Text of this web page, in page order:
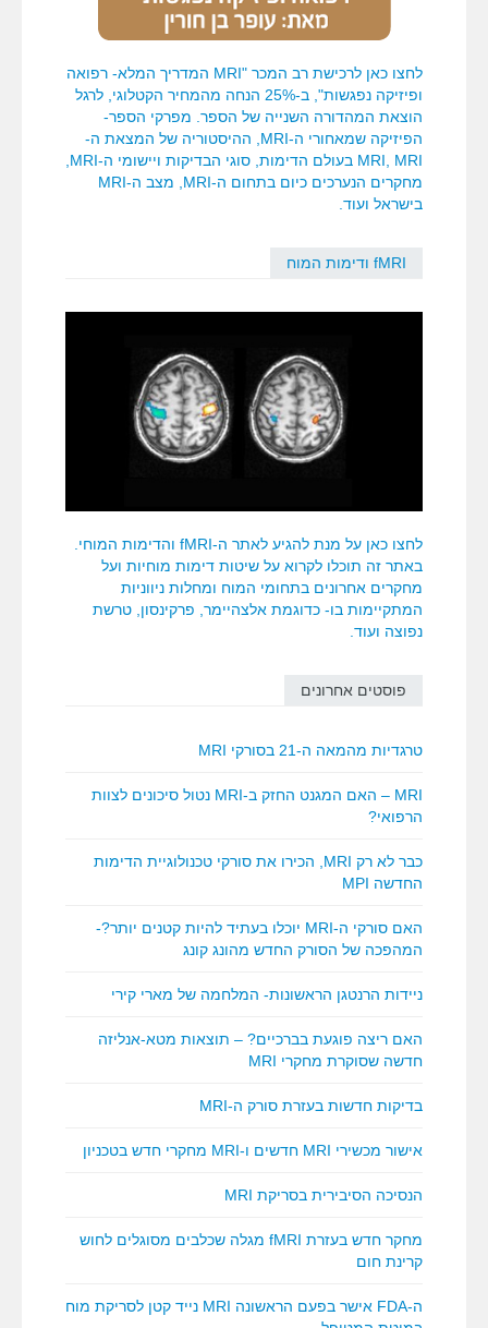
לחצו כאן לרכישת רב המכר "MRI המדריך המלא- רפואה
ופיזיקה נפגשות", ב-25% הנחה מהמחיר הקטלוגי, לרגל
הוצאת המהדורה השנייה של הספר. מפרקי הספר-
הפיזיקה שמאחורי ה-MRI, ההיסטוריה של המצאת ה-
MRI, MRI בעולם הדימות, סוגי הבדיקות ויישומי ה-MRI,
מחקרים הנערכים כיום בתחום ה-MRI, מצב ה-MRI
בישראל ועוד.
fMRI ודימות המוח
לחצו כאן על מנת להגיע לאתר ה-fMRI והדימות המוחי.
באתר זה תוכלו לקרוא על שיטות דימות מוחיות ועל
מחקרים אחרונים בתחומי המוח ומחלות ניווניות
המתקיימות בו- כדוגמת אלצהיימר, פרקינסון, טרשת
נפוצה ועוד.
פוסטים אחרונים
טרגדיות מהמאה ה-21 בסורקי MRI
MRI – האם המגנט החזק ב-MRI נטול סיכונים לצוות
הרפואי?
כבר לא רק MRI, הכירו את סורקי טכנולוגיית הדימות
החדשה MPI
האם סורקי ה-MRI יוכלו בעתיד להיות קטנים יותר?-
המהפכה של הסורק החדש מהונג קונג
ניידות הרנטגן הראשונות- המלחמה של מארי קירי
האם ריצה פוגעת בברכיים? – תוצאות מטא-אנליזה
חדשה שסוקרת מחקרי MRI
בדיקות חדשות בעזרת סורק ה-MRI
אישור מכשירי MRI חדשים ו-MRI מחקרי חדש בטכניון
הנסיכה הסיבירית בסריקת MRI
מחקר חדש בעזרת fMRI מגלה שכלבים מסוגלים לחוש
קרינת חום
ה-FDA אישר בפעם הראשונה MRI נייד קטן לסריקת מוח